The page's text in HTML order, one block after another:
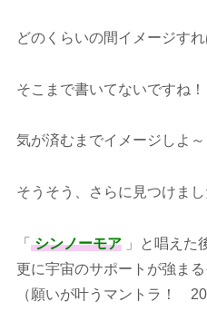
どのくらいの間イメージす
そこまで書いてないですね！
気が済むまでイメージしよ～
そうそう、さらに見つけま
「シンノーモア 」と唱えた
更に宇宙のサポートが強まる
（願いが叶うマントラ！